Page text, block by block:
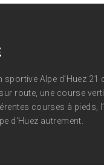
sportive Alpe d’Huez
route, une course
courses à pieds,
d‘Huez autrement.